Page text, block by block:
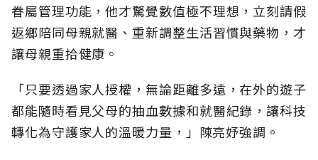
眷屬管理功能，他才驚覺數值極不理想，立刻請假
返鄉陪同母親就醫、重新調整生活習慣與藥物，才
讓母親重拾健康。
「只要透過家人授權，無論距離多遠，在外的遊子
都能隨時看見父母的抽血數據和就醫紀錄，讓科技
轉化為守護家人的溫暖力量，」陳亮妤強調。